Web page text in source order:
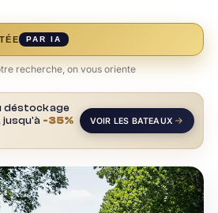
PAR IA
recherche, on vous oriente
déstockage
jusqu'à -35%
VOIR LES BATEAUX